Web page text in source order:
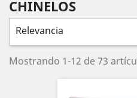
CHINELOS
Relevancia
Mostrando 1-12 de 73